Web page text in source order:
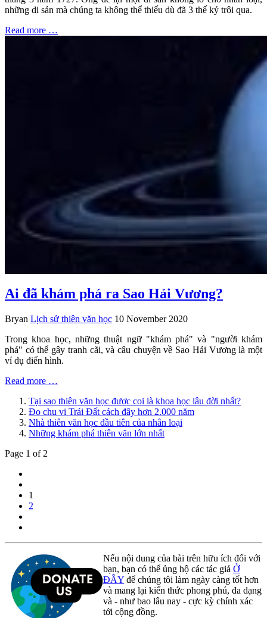
những di sản mà chúng ta không thể thiếu dù đã 3 thế kỷ trôi qua.
Read more …
Ai đã khám phá ra Sao Hải Vương?
Bryan Lịch sử thiên văn học 10 November 2020
Trong khoa học, những thuật ngữ "khám phá" và "người khám
phá" có thể gây tranh cãi, và câu chuyện về Sao Hải Vương là một
ví dụ điển hình.
Read more …
Tại sao thiên văn học được coi là khoa học lâu đời nhất?
Đo chu vi Trái Đất cách đây hơn 2.000 năm
Nhà thiên văn học đầu tiên của nhân loại
Những khám phá thiên văn lớn nhất
Page 1 of 2
1
2
Nếu nội dung của bài trên hữu ích đối với
bạn, bạn có thể ủng hộ các tác giả Ở
ĐÂY để chúng tôi làm ngày càng tốt hơn
và mang lại kiến thức phong phú, đa dạng
và - như bao lâu nay - cực kỳ chính xác
tới cộng đồng.